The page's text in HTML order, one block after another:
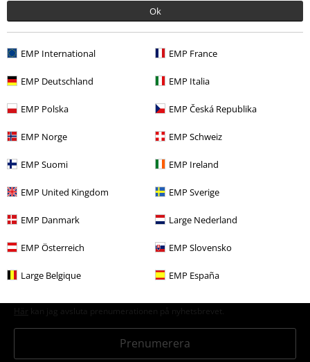
Ok
EMP International EMP France
EMP Deutschland EMP Italia
EMP Polska EMP Česká Republika
EMP Norge EMP Schweiz
EMP Suomi EMP Ireland
EMP United Kingdom EMP Sverige
EMP Danmark Large Nederland
EMP Österreich EMP Slovensko
Large Belgique EMP España
Bandmerch Genre Rock
Rea % Media Vinyl
15% rabatt när du registrerar dig för vårt
nyhetsbrev!
personuppgifter och regelbundet skicka mig nyhetsbrev och information
behandlas enligt deras
Datasekretesspolicy. Jag kan återkalla mitt
samtycke när som helst genom att klicka på länken för att avsluta
Här kan jag avsluta prenumerationen på nyhetsbrevet.
Prenumerera